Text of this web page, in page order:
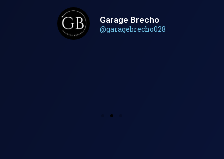
Garage Brecho
@garagebrecho028